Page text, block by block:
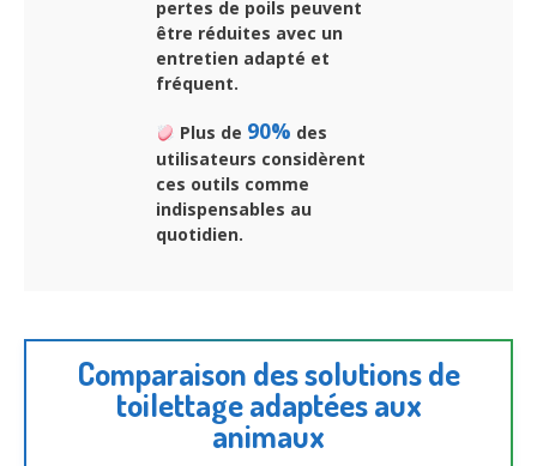
pertes de poils peuvent
être réduites avec un
entretien adapté et
fréquent.
Plus de 90% des
utilisateurs considèrent
ces outils comme
indispensables au
quotidien.
Comparaison des solutions de
toilettage adaptées aux
animaux